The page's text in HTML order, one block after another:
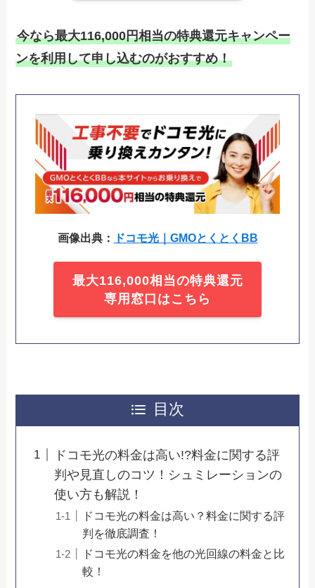
今なら最大116,000円相当の特典還元キャンペー
ンを利用して申し込むのがおすすめ！
画像出典： ドコモ光｜GMOとくとくBB
最大116,000相当の特典還元
専用窓口はこちら
目次
ドコモ光の料金は高い!?料金に関する評
判や見直しのコツ！シュミレーションの
使い方も解説！
ドコモ光の料金は高い？料金に関する評
判を徹底調査！
ドコモ光の料金を他の光回線の料金と比
較！